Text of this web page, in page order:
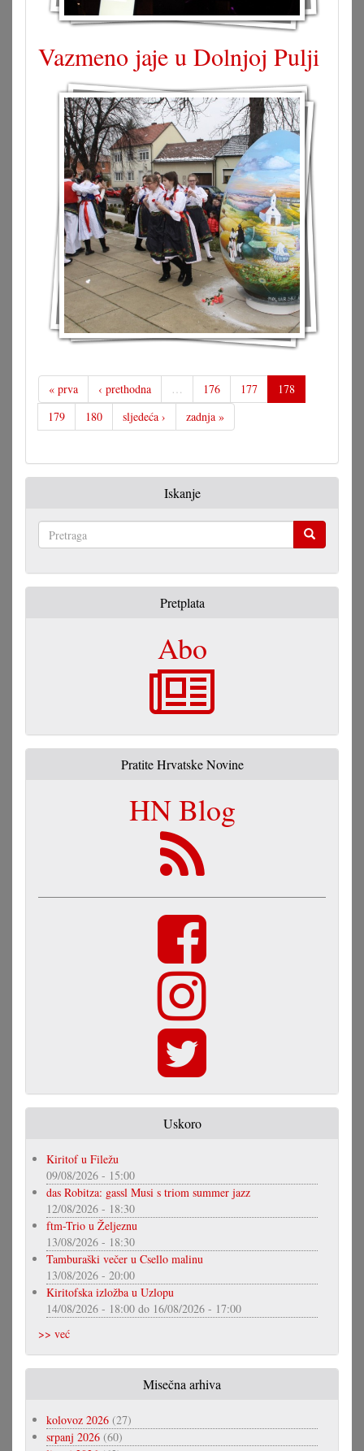
Vazmeno jaje u Dolnjoj Pulji
« prva ‹ prethodna … 176 177
178
179
180 sljedeća › zadnja »
Iskanje
Pretplata
Abo
Pratite Hrvatske Novine
HN Blog
Uskoro
Kiritof u Filežu
09/08/2026 - 15:00
das Robitza: gassl Musi s triom summer jazz
12/08/2026 - 18:30
ftm-Trio u Željeznu
13/08/2026 - 18:30
Tamburaški večer u Csello malinu
13/08/2026 - 20:00
Kiritofska izložba u Uzlopu
14/08/2026 - 18:00 do 16/08/2026 - 17:00
>> već
Misečna arhiva
kolovoz 2026 (27)
srpanj 2026 (60)